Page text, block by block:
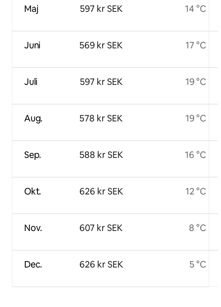
Maj
Juni
Juli
Aug.
Sep.
Okt.
Nov.
Dec.
597 kr SEK
569 kr SEK
597 kr SEK
578 kr SEK
588 kr SEK
626 kr SEK
607 kr SEK
626 kr SEK
14 °C
17 °C
19 °C
19 °C
16 °C
12 °C
8 °C
5 °C